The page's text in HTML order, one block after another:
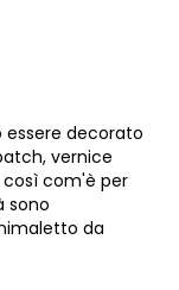
essere decorato
vernice
com'è per
sono
da